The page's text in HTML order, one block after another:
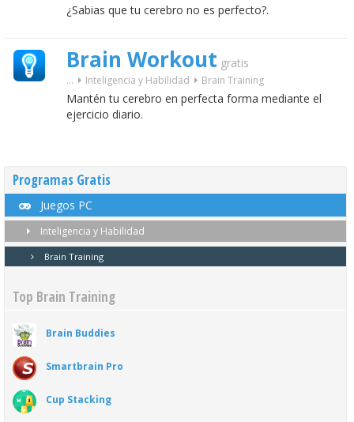
¿Sabias que tu cerebro no es perfecto?.
Brain Workout gratis
... Inteligencia y Habilidad Brain Training
Mantén tu cerebro en perfecta forma mediante el
ejercicio diario.
Programas Gratis
Juegos PC
Inteligencia y Habilidad
Brain Training
Top Brain Training
Brain Buddies
Smartbrain Pro
Cup Stacking